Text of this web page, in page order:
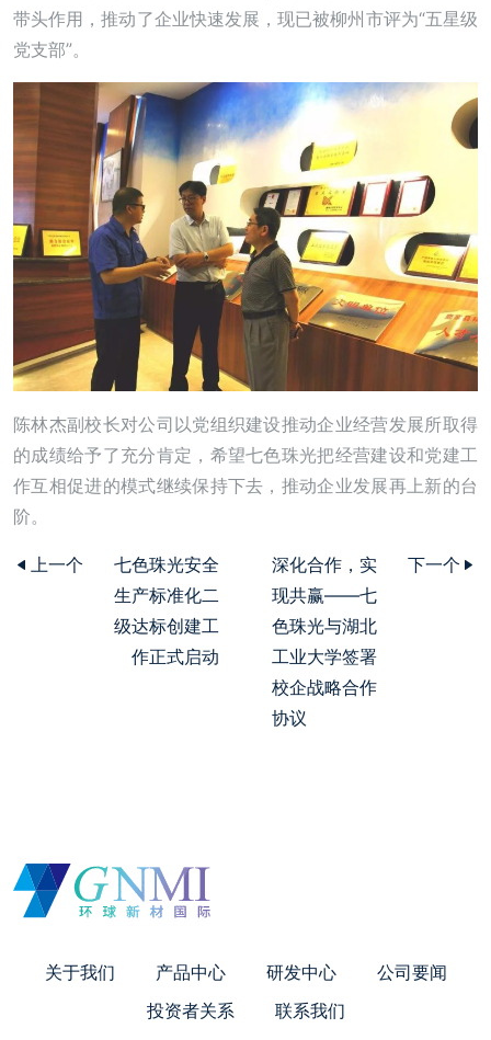
带头作用，推动了企业快速发展，现已被柳州市评为“五星级
党支部”。
陈林杰副校长对公司以党组织建设推动企业经营发展所取得
的成绩给予了充分肯定，希望七色珠光把经营建设和党建工
作互相促进的模式继续保持下去，推动企业发展再上新的台
阶。
上一个
七色珠光安全
生产标准化二
级达标创建工
作正式启动
深化合作，实
现共赢——七
色珠光与湖北
工业大学签署
校企战略合作
协议
下一个
关于我们 产品中心 研发中心
公司要闻
投资者关系
联系我们